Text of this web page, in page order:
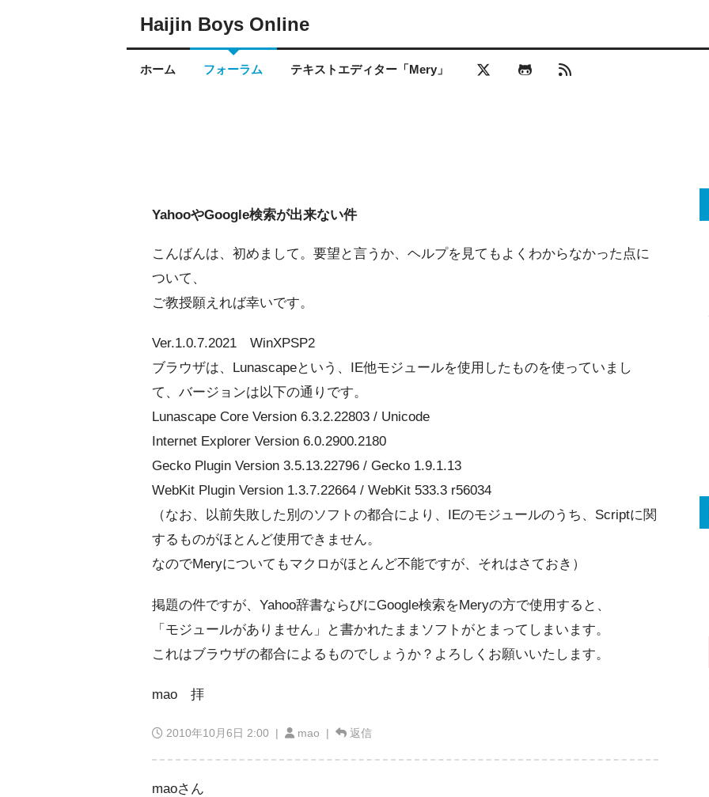
Haijin Boys Online
ホーム フォーラム テキストエディター「Mery」
YahooやGoogle検索が出来ない件
こんばんは、初めまして。要望と言うか、ヘルプを見てもよくわからなかった点に
ついて、
ご教授願えれば幸いです。
Ver.1.0.7.2021 WinXPSP2
ブラウザは、Lunascapeという、IE他モジュールを使用したものを使っていまし
て、バージョンは以下の通りです。
Lunascape Core Version 6.3.2.22803 / Unicode
Internet Explorer Version 6.0.2900.2180
Gecko Plugin Version 3.5.13.22796 / Gecko 1.9.1.13
WebKit Plugin Version 1.3.7.22664 / WebKit 533.3 r56034
（なお、以前失敗した別のソフトの都合により、IEのモジュールのうち、Scriptに関
するものがほとんど使用できません。
なのでMeryについてもマクロがほとんど不能ですが、それはさておき）
掲題の件ですが、Yahoo辞書ならびにGoogle検索をMeryの方で使用すると、
「モジュールがありません」と書かれたままソフトがとまってしまいます。
これはブラウザの都合によるものでしょうか？よろしくお願いいたします。
mao 拝
2010年10月6日 2:00 | mao | 返信
maoさん